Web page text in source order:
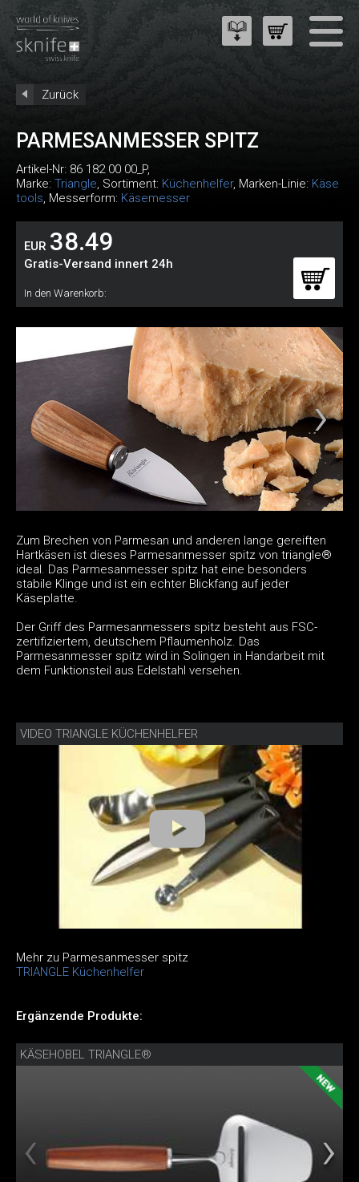
Zurück
PARMESANMESSER SPITZ
Artikel-Nr: 86 182 00 00_P,
Marke: Triangle, Sortiment: Küchenhelfer, Marken-Linie: Käse
tools, Messerform: Käsemesser
EUR 38.49
Gratis-Versand innert 24h
In den Warenkorb:
Zum Brechen von Parmesan und anderen lange gereiften
Hartkäsen ist dieses Parmesanmesser spitz von triangle®
ideal. Das Parmesanmesser spitz hat eine besonders
stabile Klinge und ist ein echter Blickfang auf jeder
Käseplatte.
Der Griff des Parmesanmessers spitz besteht aus FSC-
zertifiziertem, deutschem Pflaumenholz. Das
Parmesanmesser spitz wird in Solingen in Handarbeit mit
dem Funktionsteil aus Edelstahl versehen.
VIDEO TRIANGLE KÜCHENHELFER
Mehr zu Parmesanmesser spitz
TRIANGLE Küchenhelfer
Ergänzende Produkte:
KÄSEHOBEL TRIANGLE®